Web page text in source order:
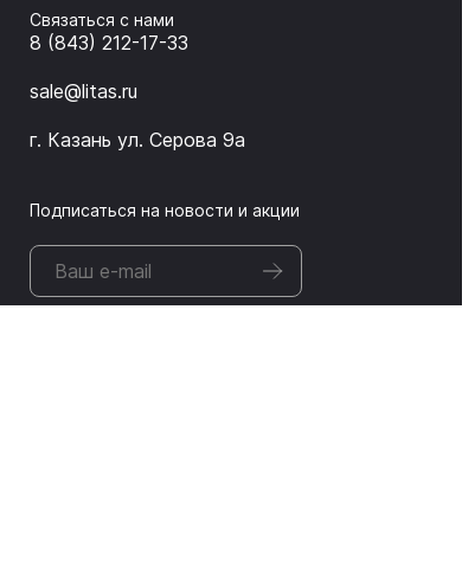
Связаться с нами
8 (843) 212-17-33
sale@litas.ru
г. Казань ул. Серова 9а
Подписаться на новости и акции